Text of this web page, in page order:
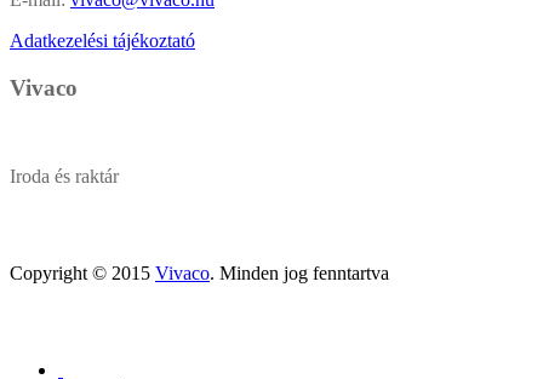
Adatkezelési tájékoztató
Vivaco
Iroda és raktár
Copyright © 2015 Vivaco. Minden jog fenntartva